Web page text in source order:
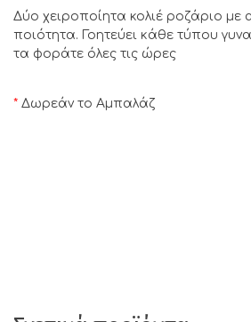
Δύο χειροποίητα κολιέ ροζάριο με
ποιότητα. Γοητεύει κάθε τύπου
τα φοράτε όλες τις ώρες
* Δωρεάν το Αμπαλάζ